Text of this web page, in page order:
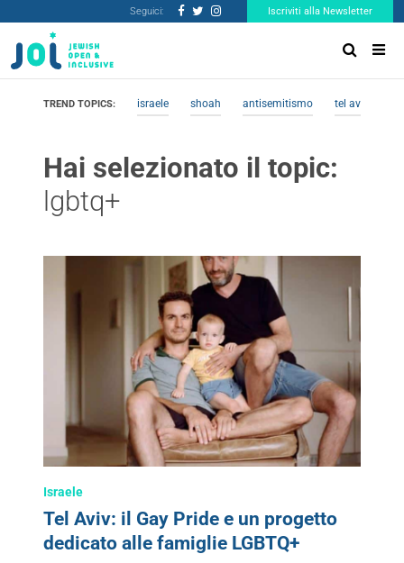
Seguici: Iscriviti alla Newsletter
TREND TOPICS: israele shoah antisemitismo tel aviv
Hai selezionato il topic:
lgbtq+
Israele
Tel Aviv: il Gay Pride e un progetto
dedicato alle famiglie LGBTQ+